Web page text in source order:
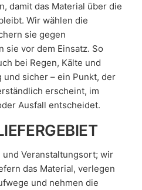
damit das Material über die
Wir wählen die
sie gegen
sie vor dem Einsatz. So
bei Regen, Kälte und
sicher – ein Punkt, der
erscheint, im
Ausfall entscheidet.
Veranstaltungsort; wir
das Material, verlegen
und nehmen die